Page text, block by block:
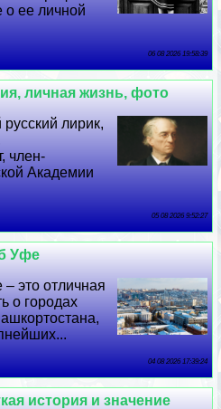
о ее личной
06 08 2026 19:58:39
личная жизнь, фото
лирик,
члeн-
Академии
05 08 2026 9:52:27
Уфе
это отличная
о городах
04 08 2026 17:39:24
история и значение